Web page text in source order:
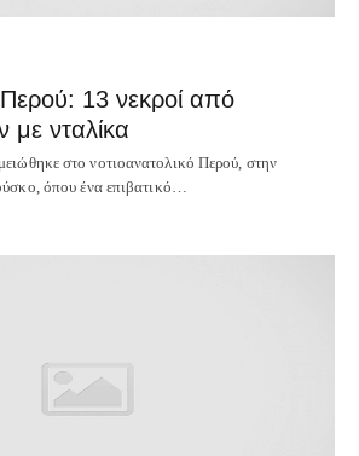
13 νεκροί από
με νταλίκα
στο νοτιοανατολικό Περού, στην
όπου ένα επιβατικό…